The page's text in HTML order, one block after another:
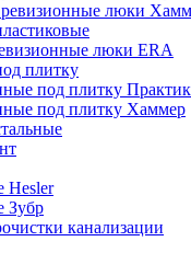
люки
люки ERA
плитку
под плитку
под плитку Хаммер
Hesler
Зубр
канализации